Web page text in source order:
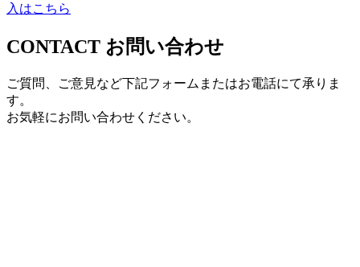
入はこちら
CONTACT お問い合わせ
ご質問、ご意見など下記フォームまたはお電話にて承りま
す。
お気軽にお問い合わせください。